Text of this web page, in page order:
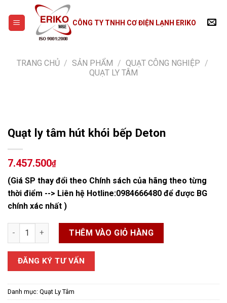
content
CÔNG TY TNHH CƠ ĐIỆN LẠNH ERIKO
TRANG CHỦ / SẢN PHẨM / QUẠT CÔNG NGHIỆP /
QUẠT LY TÂM
Quạt ly tâm hút khói bếp Deton
7.457.500₫
(Giá SP thay đổi theo Chính sách của hãng theo từng
thời điểm --> Liên hệ Hotline:0984666480 để được BG
chính xác nhất )
Quạt ly tâm hút khói bếp Deton số lượng
THÊM VÀO GIỎ HÀNG
ĐĂNG KÝ TƯ VẤN
Danh mục: Quạt Ly Tâm